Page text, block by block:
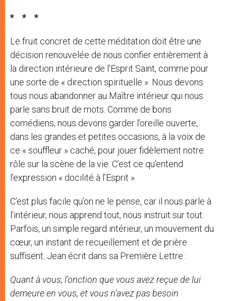
* * *
Le fruit concret de cette méditation doit être une
décision renouvelée de nous confier entièrement à
la direction intérieure de l’Esprit Saint, comme pour
une sorte de « direction spirituelle ». Nous devons
tous nous abandonner au Maître intérieur qui nous
parle sans bruit de mots. Comme de bons
comédiens, nous devons garder l’oreille ouverte,
dans les grandes et petites occasions, à la voix de
ce « souffleur » caché, pour jouer fidèlement notre
rôle sur la scène de la vie. C’est ce qu’entend
l’expression « docilité à l’Esprit ».
C’est plus facile qu’on ne le pense, car il nous parle à
l’intérieur, nous apprend tout, nous instruit sur tout.
Parfois, un simple regard intérieur, un mouvement du
cœur, un instant de recueillement et de prière
suffisent. Jean écrit dans sa Première Lettre :
Quant à vous, l’onction que vous avez reçue de lui
demeure en vous, et vous n’avez pas besoin